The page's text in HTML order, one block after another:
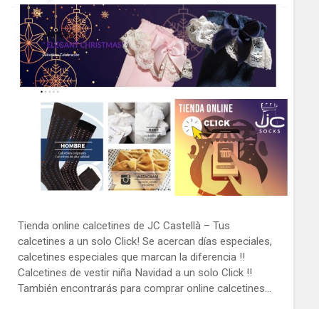
Tienda online calcetines de JC Castellà – Tus
calcetines a un solo Click! Se acercan días especiales,
calcetines especiales que marcan la diferencia !!
Calcetines de vestir niña Navidad a un solo Click !!
También encontrarás para comprar online calcetines…